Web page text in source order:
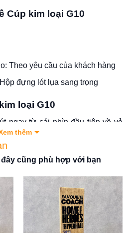
Cúp kim loại G10
Theo yêu cầu của khách hàng
đựng lót lụa sang trọng
loại G10
ngay từ cái nhìn đầu tiên về vẻ
cầu kỳ của cúp G10. Với chất
đường nét khắc họa đầy tinh tế
toát lên vẻ đẹp trang nhã và
cố định phía trên đỉnh cúp nhằm
golf của các golfer.
cúp kim loại G10
thêm
cũng phù hợp với bạn